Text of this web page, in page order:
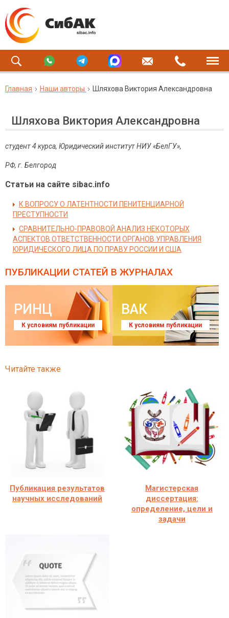
Главная Наши авторы Шляхова Виктория Александровна
Шляхова Виктория Александровна
студент 4 курса, Юридический институт НИУ «БелГУ»,
РФ, г. Белгород
Статьи на сайте sibac.info
К ВОПРОСУ О ЛАТЕНТНОСТИ ПЕНИТЕНЦИАРНОЙ
ПРЕСТУПНОСТИ
СРАВНИТЕЛЬНО-ПРАВОВОЙ АНАЛИЗ НЕКОТОРЫХ
АСПЕКТОВ ОТВЕТСТВЕННОСТИ ОРГАНОВ УПРАВЛЕНИЯ
ЮРИДИЧЕСКОГО ЛИЦА ПО ПРАВУ РОССИИ И США
ПУБЛИКАЦИИ СТАТЕЙ В ЖУРНАЛАХ
РИНЦ
К условиям публикации
ВАК
К условиям публикации
Читайте также
Публикация результатов
научных исследований
Магистерская
диссертация:
определение, цели и
задачи